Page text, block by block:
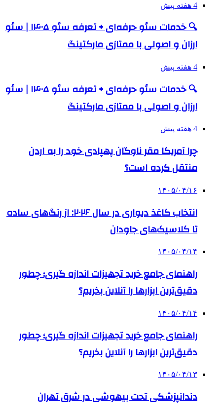
4 هفته پیش
🔍 خدمات سئو حرفه‌ای + تعرفه سئو ۱۴۰۵ | سئو
ارزان و اصولی با ممتازی مارکتینگ
4 هفته پیش
🔍 خدمات سئو حرفه‌ای + تعرفه سئو ۱۴۰۵ | سئو
ارزان و اصولی با ممتازی مارکتینگ
4 هفته پیش
چرا آمریکا مقر ناوگان پهپادی خود را به اردن
منتقل کرده است؟
۱۴۰۵/۰۴/۱۶
انتخاب کاغذ دیواری در سال ۲۰۲۶: از رنگ‌های ساده
تا کلاسیک‌های جاودان
۱۴۰۵/۰۴/۱۴
راهنمای جامع خرید تجهیزات اندازه گیری؛ چطور
دقیق‌ترین ابزارها را آنلاین بخریم؟
۱۴۰۵/۰۴/۱۴
راهنمای جامع خرید تجهیزات اندازه گیری؛ چطور
دقیق‌ترین ابزارها را آنلاین بخریم؟
۱۴۰۵/۰۴/۱۳
دندانپزشکی تحت بیهوشی در شرق تهران